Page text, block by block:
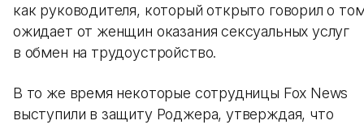
как руководителя, который открыто говорил о
ожидает от женщин оказания сексуальных услуг
в обмен на трудоустройство.
В то же время некоторые сотрудницы Fox News
выступили в защиту Роджера, утверждая, что